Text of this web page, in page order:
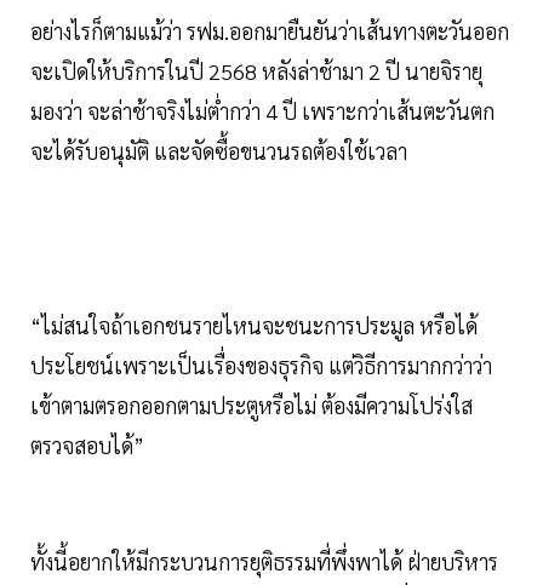
อย่างไรก็ตามแม้ว่า รฟม.ออกมายืนยันว่าเส้นทางตะวันออก
จะเปิดให้บริการในปี 2568 หลังล่าช้ามา 2 ปี นายจิรายุ
มองว่า จะล่าช้าจริงไม่ต่ำกว่า 4 ปี เพราะกว่าเส้นตะวันตก
จะได้รับอนุมัติ และจัดซื้อขนวนรถต้องใช้เวลา
“ไม่สนใจถ้าเอกชนรายไหนจะชนะการประมูล หรือได้
ประโยชน์เพราะเป็นเรื่องของธุรกิจ แต่วิธีการมากกว่าว่า
เข้าตามตรอกออกตามประตูหรือไม่ ต้องมีความโปร่งใส
ตรวจสอบได้”
ทั้งนี้อยากให้มีกระบวนการยุติธรรมที่พึ่งพาได้ ฝ่ายบริหาร